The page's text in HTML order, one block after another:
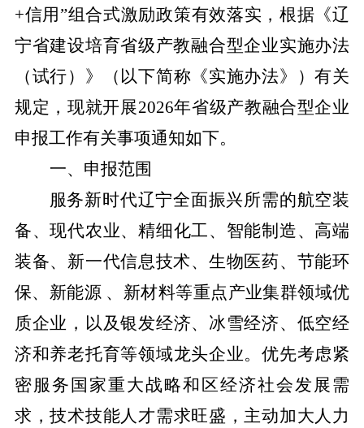
+信用”组合式激励政策有效落实，根据《辽
宁省建设培育省级产教融合型企业实施办法
（试行） 》（以下简称《实施办法》）有关
规定，现就开展2026年省级产教融合型企业
申报工作有关事项通知如下。
一、申报范围
服务新时代辽宁全面振兴所需的航空装
备、现代农业、精细化工、 智能制造、高端
装备、新一代信息技术、生物医药、节能环
保、新能源 、新材料等重点产业集群领域优
质企业，以及银发经济、冰雪经济、低空经
济和养老托育等领域龙头企业。优先考虑紧
密服务国家重大战略和区经济社会发展需
求 ，技术技能人才需求旺盛，主动加大人力